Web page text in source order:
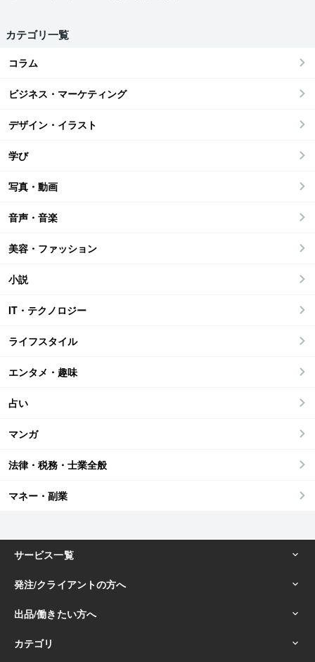
カテゴリ一覧
コラム
ビジネス・マーケティング
デザイン・イラスト
学び
写真・動画
音声・音楽
美容・ファッション
小説
IT・テクノロジー
ライフスタイル
エンタメ・趣味
占い
マンガ
法律・税務・士業全般
マネー・副業